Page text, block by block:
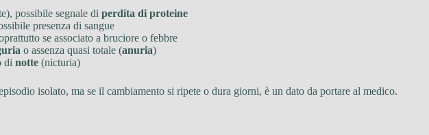
possibile segnale di perdita di proteine
presenza di sangue
se associato a bruciore o febbre
o assenza quasi totale (anuria)
di notte (nicturia)
isolato, ma se il cambiamento si ripete o dura giorni, è un dato da portare al medico.